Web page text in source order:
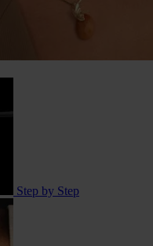
Step by Step